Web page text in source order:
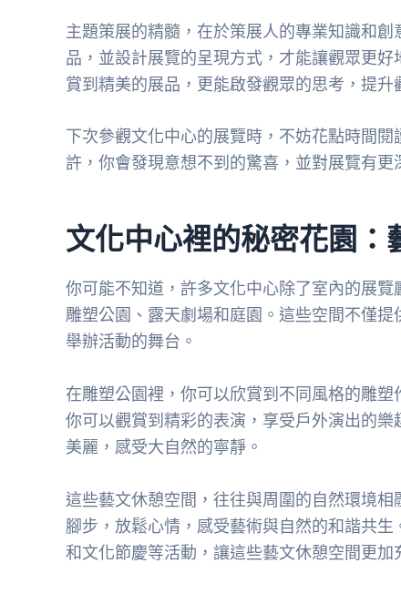
主題策展的精髓，在於策展人的專業知識和
品，並設計展覽的呈現方式，才能讓觀眾更
賞到精美的展品，更能啟發觀眾的思考，提升
下次參觀文化中心的展覽時，不妨花點時間
許，你會發現意想不到的驚喜，並對展覽有更
文化中心裡的秘密花園：
你可能不知道，許多文化中心除了室內的展
雕塑公園、露天劇場和庭園。這些空間不僅
舉辦活動的舞台。
在雕塑公園裡，你可以欣賞到不同風格的雕
你可以觀賞到精彩的表演，享受戶外演出的
美麗，感受大自然的寧靜。
這些藝文休憩空間，往往與周圍的自然環境
腳步，放鬆心情，感受藝術與自然的和諧共
和文化節慶等活動，讓這些藝文休憩空間更加